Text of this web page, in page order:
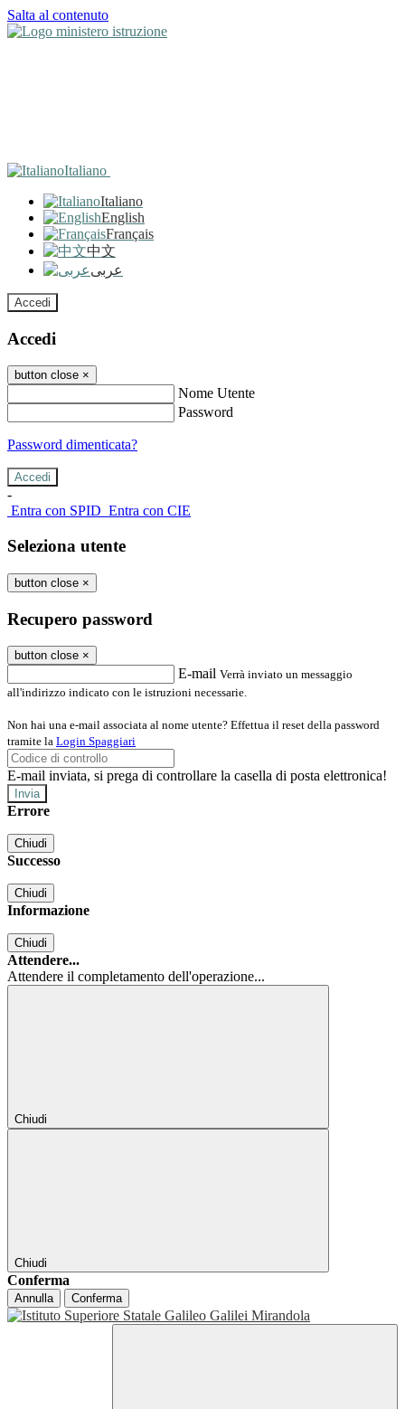
Salta al contenuto
Italiano
Italiano
English
Français
中文
عربى
Accedi
Accedi
button close ×
Nome Utente
Password
Password dimenticata?
-
Entra con SPID Entra con CIE
Seleziona utente
button close ×
Recupero password
button close ×
E-mail Verrà inviato un messaggio
all'indirizzo indicato con le istruzioni necessarie.
Non hai una e-mail associata al nome utente? Effettua il reset della password
tramite la Login Spaggiari
E-mail inviata, si prega di controllare la casella di posta elettronica!
Errore
Chiudi
Successo
Chiudi
Informazione
Chiudi
Attendere...
Attendere il completamento dell'operazione...
Chiudi
Chiudi
Conferma
Annulla Conferma